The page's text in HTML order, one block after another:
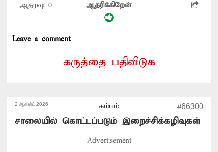
ஆதரவு: 0 ஆதரிக்கிறேன்
Leave a comment
கருத்தை பதிவிடுக
2 ஆகஸ்ட் 2026 கம்பம் #66300
சாலையில் கொட்டப்படும் இறைச்சிக்கழிவுகள்
Advertisement